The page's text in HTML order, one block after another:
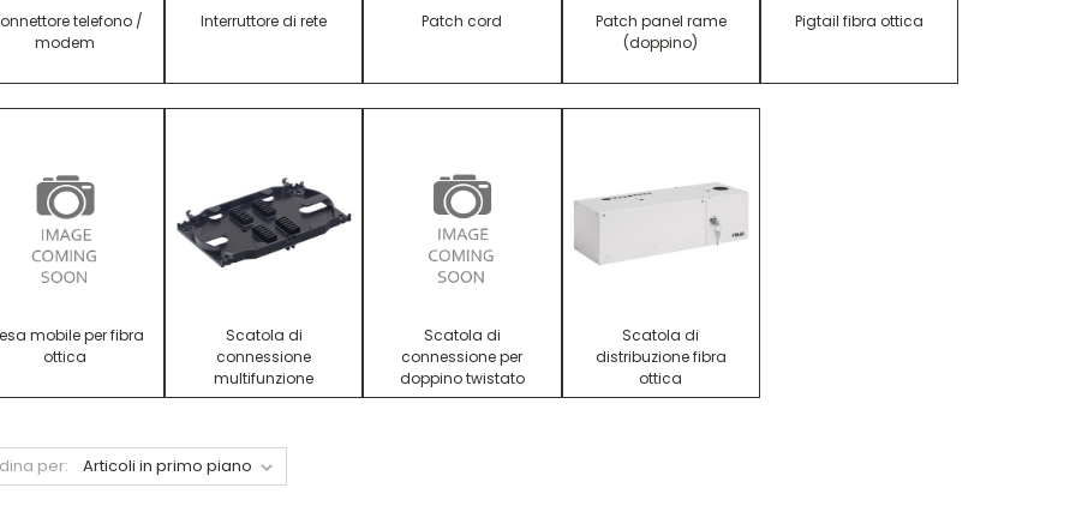
telefono /
modem
Interruttore di rete Patch cord
Patch panel rame
(doppino)
Pigtail fibra ottica
mobile per fibra
ottica
Scatola di
connessione
multifunzione
Scatola di
connessione per
doppino twistato
Scatola di
distribuzione fibra
ottica
per: